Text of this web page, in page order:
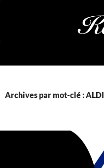
Archives par mot-clé : ALDI